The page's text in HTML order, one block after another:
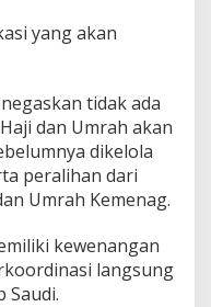
yang akan
tidak ada
dan Umrah akan
dikelola
peralihan dari
Umrah Kemenag.
kewenangan
langsung
Saudi.